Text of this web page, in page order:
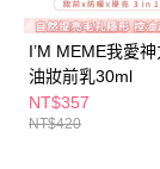
I’M MEME我愛
油妝前乳30ml
NT$357
NT$420